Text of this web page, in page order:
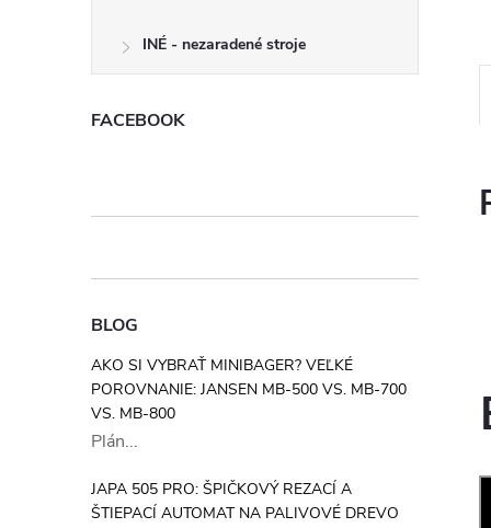
INÉ - nezaradené stroje
FACEBOOK
BLOG
AKO SI VYBRAŤ MINIBAGER? VEĽKÉ
POROVNANIE: JANSEN MB-500 VS. MB-700
VS. MB-800
Plán...
JAPA 505 PRO: ŠPIČKOVÝ REZACÍ A
ŠTIEPACÍ AUTOMAT NA PALIVOVÉ DREVO